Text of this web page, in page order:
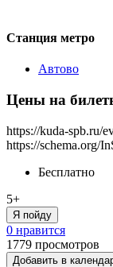
Станция метро
Автово
Цены на
https://kuda-spb.ru/
https://schema.org/
Бесплатно
5+
Я пойду
0 нравится
1779 просмотров
Добавить в